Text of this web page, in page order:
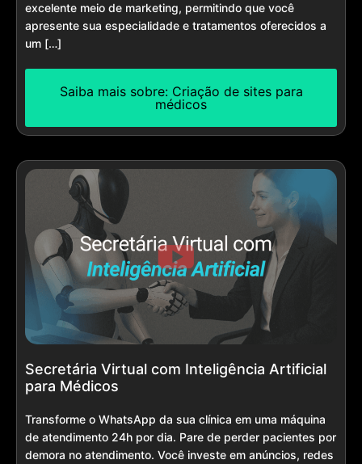
excelente meio de marketing, permitindo que você
apresente sua especialidade e tratamentos oferecidos a
um […]
Saiba mais sobre: Criação de sites para
médicos
Secretária Virtual com Inteligência Artificial
para Médicos
Transforme o WhatsApp da sua clínica em uma máquina
de atendimento 24h por dia. Pare de perder pacientes por
demora no atendimento. Você investe em anúncios, redes